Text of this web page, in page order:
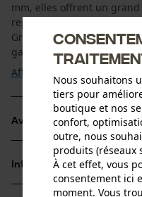
mm, elles offrent un
repartition uniforme de la
Grace a leur conception
garantissent un maintien
Afficher plus
Avantages du produit
Materiau elastique
Reglage a l avant
Maintien stable sans
Informations sur le produit
Nous souhaitons
tiers pour
boutique et nos
confort,
outre, nous
produits (réseaux
À cet effet, vous
consentement ici
moment. Vous